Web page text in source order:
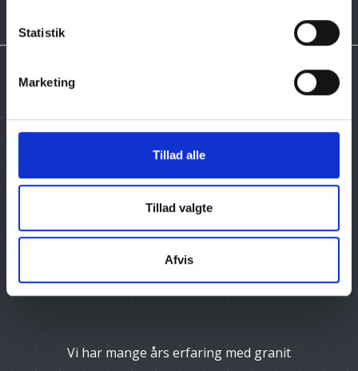
Statistik
Marketing
Tillad alle
Tillad valgte
Afvis
Vi har mange års erfaring med granit